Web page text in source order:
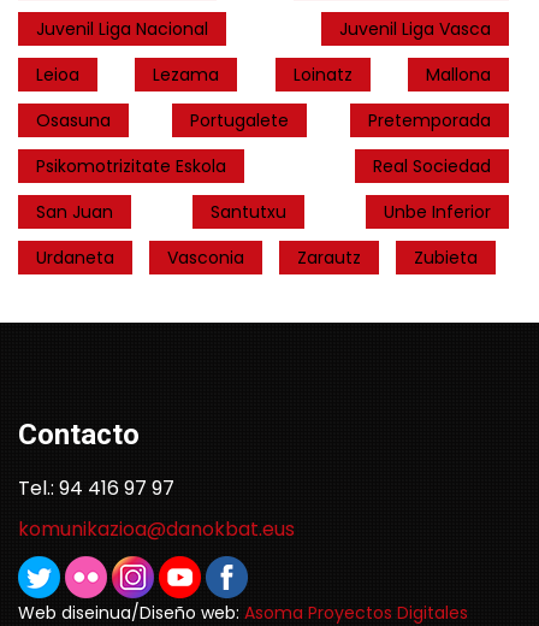
Juvenil Liga Nacional
Juvenil Liga Vasca
Leioa
Lezama Loinatz
Mallona
Osasuna
Portugalete
Pretemporada
Psikomotrizitate Eskola
Real Sociedad
San Juan
Santutxu
Unbe Inferior
Urdaneta
Vasconia Zarautz Zubieta
Contacto
Tel.: 94 416 97 97
komunikazioa@danokbat.eus
Web diseinua/Diseño web: Asoma Proyectos Digitales